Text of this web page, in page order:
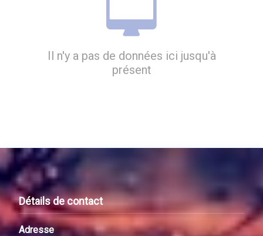
Il n'y a pas de données ici jusqu'à
présent
Détails de contact
Adresse